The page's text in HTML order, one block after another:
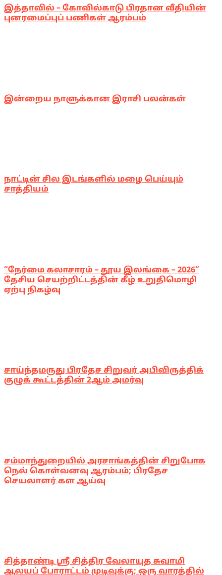
இத்தாவில் – கோவில்காடு பிரதான வீதியின்
புனரமைப்புப் பணிகள் ஆரம்பம்
இன்றைய நாளுக்கான இராசி பலன்கள்
நாட்டின் சில இடங்களில் மழை பெய்யும்
சாத்தியம்
“நேர்மை கலாசாரம் – தூய இலங்கை – 2026”
தேசிய செயற்றிட்டத்தின் கீழ் உறுதிமொழி
ஏற்பு நிகழ்வு
சாய்ந்தமருது பிரதேச சிறுவர் அபிவிருத்திக்
குழுக் கூட்டத்தின் 2ஆம் அமர்வு
சம்மாந்துறையில் அரசாங்கத்தின் சிறுபோக
நெல் கொள்வனவு ஆரம்பம்; பிரதேச
செயலாளர் கள ஆய்வு
சித்தாண்டி ஸ்ரீ சித்திர வேலாயுத சுவாமி
ஆலயப் போராட்டம் முடிவுக்கு; ஒரு வாரத்தில்